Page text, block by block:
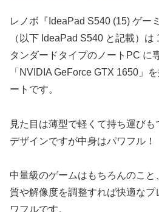
レノボ『IdeaPad S540 (15) ゲー
（以下 IdeaPad S540 と記載）
タンダードタイプのノートPC に
「NVIDIA GeForce GTX 1650」
ートです。
見た目は薄型で軽くて持ち運び
デザインですが中身はパワフル！
中量級のゲームはもちろんのこ
質や解像度を調整すれば快適な
ワフルです。